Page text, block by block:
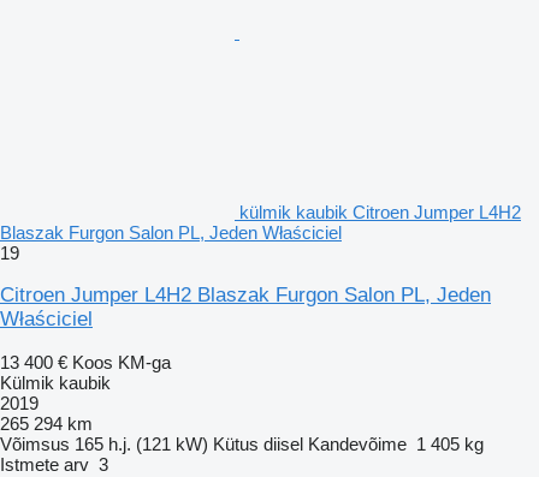
külmik kaubik Citroen Jumper L4H2
Blaszak Furgon Salon PL, Jeden Właściciel
19
Citroen Jumper L4H2 Blaszak Furgon Salon PL, Jeden
Właściciel
13 400 € Koos KM-ga
Külmik kaubik
2019
265 294 km
Võimsus 165 h.j. (121 kW) Kütus diisel Kandevõime 1 405 kg
Istmete arv 3